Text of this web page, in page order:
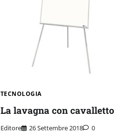
TECNOLOGIA
La lavagna con cavalletto
Editore 26 Settembre 2018 0